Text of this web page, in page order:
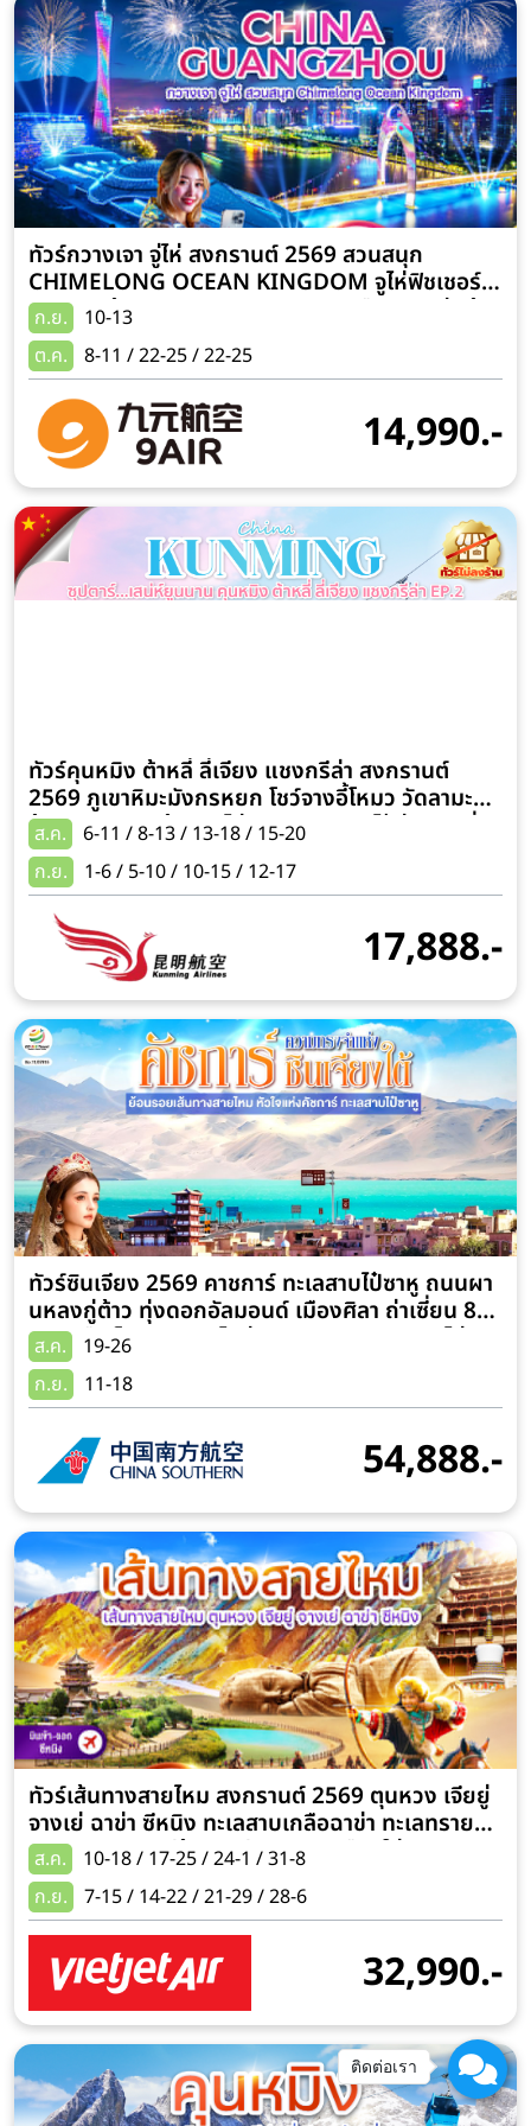
ทัวร์กวางเจา จู่ไห่ สงกรานต์ 2569 สวนสนุก
CHIMELONG OCEAN KINGDOM จูไห่ฟิชเชอร์
เกิร์ล วัดต้าฝอ POP MART 4 วัน 2 คืน (รวมค่าเข้า
Chimelong) เที่ยวครบทุกวันไม่มีอิสระ
ก.ย.
10-13
ต.ค.
8-11 / 22-25 / 22-25
14,990.-
ทัวร์คุนหมิง ต้าหลี่ ลี่เจียง แชงกรีล่า สงกรานต์
2569 ภูเขาหิมะมังกรหยก โชว์จางอี้โหมว วัดลามะชง
จ้านหลิน ประตูม้าทองไก่หยก ทะเลสาบไป๋สุ่ยเหอ นั่ง
รถไฟความเร็วสูง 6 วัน 5 คืน (ทัวร์ไม่ลงร้านช้อป)
แถมฟรี รถขนกระเป๋า
ส.ค.
6-11 / 8-13 / 13-18 / 15-20
ก.ย.
1-6 / 5-10 / 10-15 / 12-17
17,888.-
ทัวร์ซินเจียง 2569 คาชการ์ ทะเลสาบไป๋ซาหู ถนนผา
นหลงกู่ต้าว ทุ่งดอกอัลมอนด์ เมืองศิลา ถ่าเซี่ยน 8
วัน 7 คืน โดยการบิน ไชน่า เซาเทิร์น (CZ) (ทัวร์ไม่ลง
ร้านช้อป)
ส.ค.
19-26
ก.ย.
11-18
54,888.-
ทัวร์เส้นทางสายไหม สงกรานต์ 2569 ตุนหวง เจียยู่
จางเย่ ฉาข่า ซีหนิง ทะเลสาบเกลือฉาข่า ทะเลทรายห
มิงซาซาน ภูเขาสีรุ้งตันเสีย 9 วัน 7 คืน (ใส่ชุด
ทิเบต+ขี่ม้าถ่ายรูป+ยิงธนู)
ส.ค.
10-18 / 17-25 / 24-1 / 31-8
ก.ย.
7-15 / 14-22 / 21-29 / 28-6
32,990.-
ติดต่อเรา